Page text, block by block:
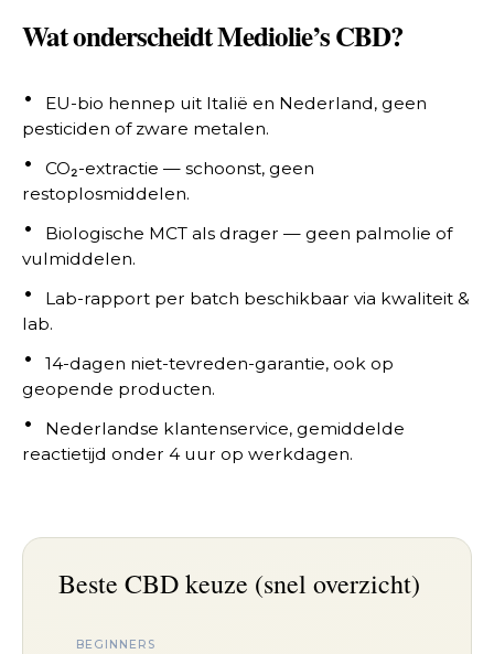
Wat onderscheidt Mediolie’s CBD?
EU-bio hennep uit Italië en Nederland, geen
pesticiden of zware metalen.
CO₂-extractie — schoonst, geen
restoplosmiddelen.
Biologische MCT als drager — geen palmolie of
vulmiddelen.
Lab-rapport per batch beschikbaar via kwaliteit &
lab.
14-dagen niet-tevreden-garantie, ook op
geopende producten.
Nederlandse klantenservice, gemiddelde
reactietijd onder 4 uur op werkdagen.
Beste CBD keuze (snel overzicht)
BEGINNERS